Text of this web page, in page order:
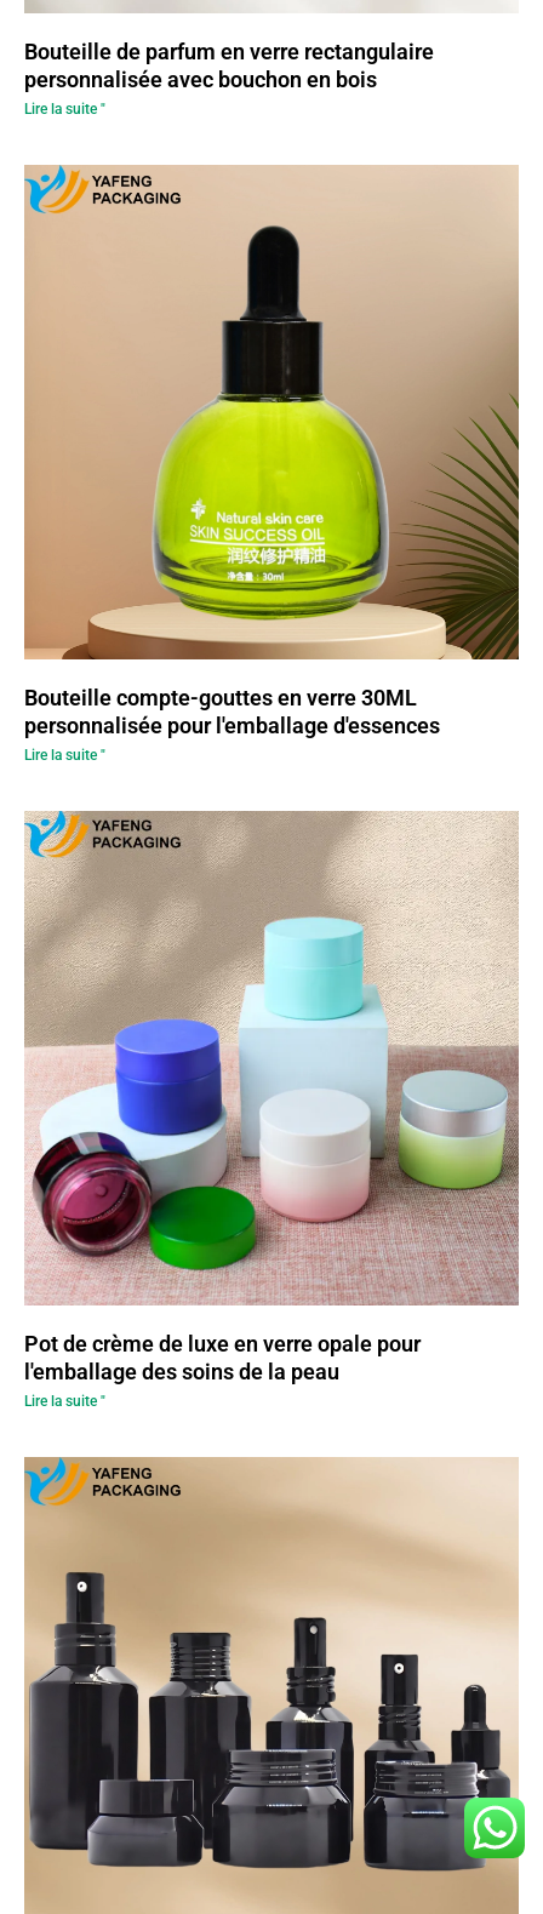
Bouteille de parfum en verre rectangulaire
personnalisée avec bouchon en bois
Lire la suite "
Bouteille compte-gouttes en verre 30ML
personnalisée pour l'emballage d'essences
Lire la suite "
Pot de crème de luxe en verre opale pour
l'emballage des soins de la peau
Lire la suite "